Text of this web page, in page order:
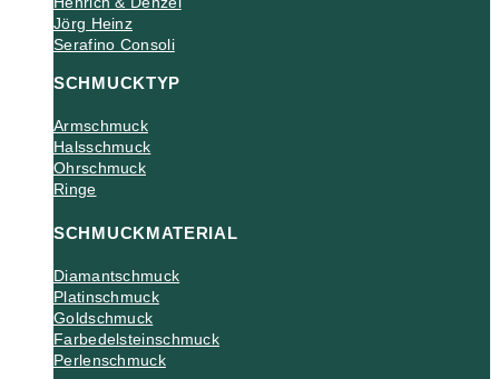
Jörg Heinz
Serafino Consoli
SCHMUCKTYP
Armschmuck
Halsschmuck
Ohrschmuck
Ringe
SCHMUCKMATERIAL
Diamantschmuck
Platinschmuck
Goldschmuck
Farbedelsteinschmuck
Perlenschmuck